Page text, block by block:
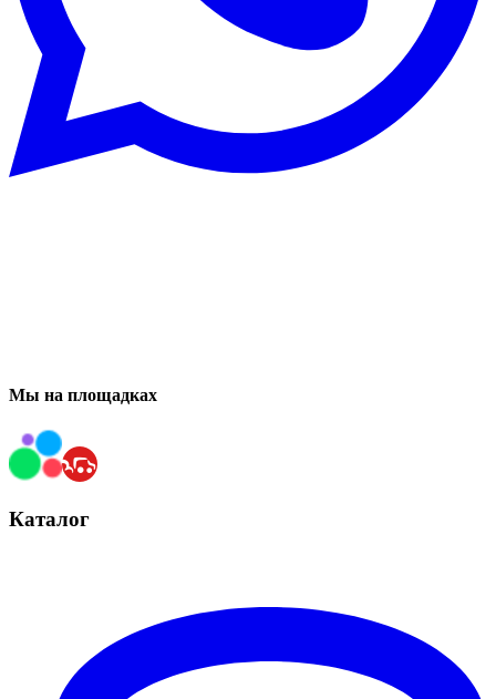
Мы на площадках
Каталог